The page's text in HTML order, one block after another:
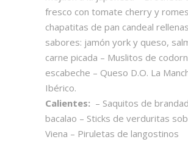
fresco con tomate cherry y
chapatitas de pan candeal
sabores: jamón york y queso,
carne picada – Muslitos de
escabeche – Queso D.O. La
Ibérico.
Calientes: – Saquitos de
bacalao – Sticks de verduritas
Viena – Piruletas de langostinos